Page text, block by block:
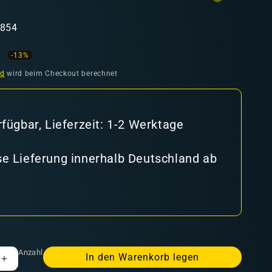
-13%
wird beim Checkout berechnet
Lieferzeit: 1-2 Werktage
Lieferung innerhalb Deutschland ab
In den Warenkorb legen
Anzahl
Erhöhe